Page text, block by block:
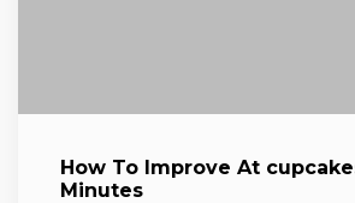
How To Improve At
Minutes